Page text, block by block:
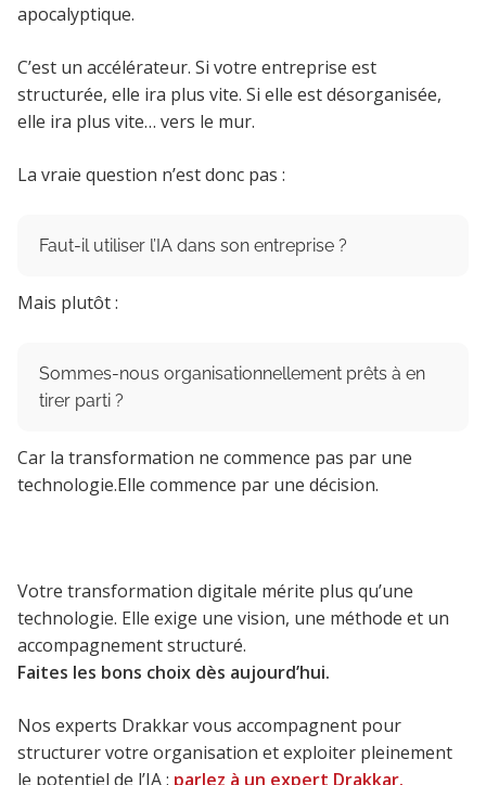
apocalyptique.
C’est un accélérateur. Si votre entreprise est
structurée, elle ira plus vite. Si elle est désorganisée,
elle ira plus vite… vers le mur.
La vraie question n’est donc pas :
Faut-il utiliser l’IA dans son entreprise ?
Mais plutôt :
Sommes-nous organisationnellement prêts à en
tirer parti ?
Car la transformation ne commence pas par une
technologie.Elle commence par une décision.
Votre transformation digitale mérite plus qu’une
technologie. Elle exige une vision, une méthode et un
accompagnement structuré.
Faites les bons choix dès aujourd’hui.
Nos experts Drakkar vous accompagnent pour
structurer votre organisation et exploiter pleinement
le potentiel de l’IA : parlez à un expert Drakkar.